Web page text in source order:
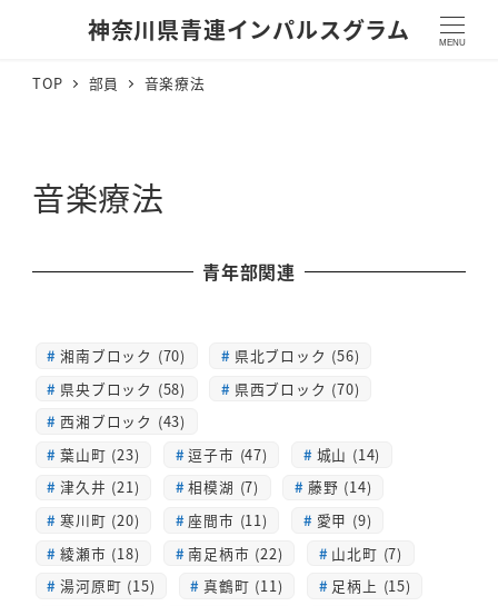
神奈川県青連インパルスグラム MENU
TOP 部員 音楽療法
音楽療法
青年部関連
湘南ブロック (70)
県北ブロック (56)
県央ブロック (58)
県西ブロック (70)
西湘ブロック (43)
葉山町 (23)
逗子市 (47)
城山 (14)
津久井 (21)
相模湖 (7)
藤野 (14)
寒川町 (20)
座間市 (11)
愛甲 (9)
綾瀬市 (18)
南足柄市 (22)
山北町 (7)
湯河原町 (15)
真鶴町 (11)
足柄上 (15)